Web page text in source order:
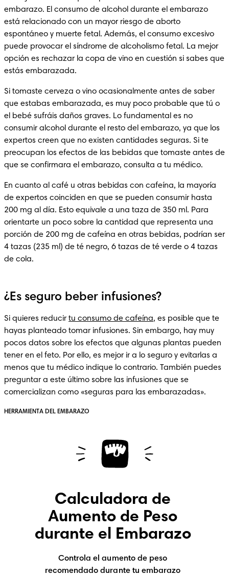
embarazo. El consumo de alcohol durante el embarazo
está relacionado con un mayor riesgo de aborto
espontáneo y muerte fetal. Además, el consumo excesivo
puede provocar el síndrome de alcoholismo fetal. La mejor
opción es rechazar la copa de vino en cuestión si sabes que
estás embarazada.
Si tomaste cerveza o vino ocasionalmente antes de saber
que estabas embarazada, es muy poco probable que tú o
el bebé sufráis daños graves. Lo fundamental es no
consumir alcohol durante el resto del embarazo, ya que los
expertos creen que no existen cantidades seguras. Si te
preocupan los efectos de las bebidas que tomaste antes de
que se confirmara el embarazo, consulta a tu médico.
En cuanto al café u otras bebidas con cafeína, la mayoría
de expertos coinciden en que se pueden consumir hasta
200 mg al día. Esto equivale a una taza de 350 ml. Para
orientarte un poco sobre la cantidad que representa una
porción de 200 mg de cafeína en otras bebidas, podrían ser
4 tazas (235 ml) de té negro, 6 tazas de té verde o 4 tazas
de cola.
¿Es seguro beber infusiones?
Si quieres reducir tu consumo de cafeína, es posible que te
hayas planteado tomar infusiones. Sin embargo, hay muy
pocos datos sobre los efectos que algunas plantas pueden
tener en el feto. Por ello, es mejor ir a lo seguro y evitarlas a
menos que tu médico indique lo contrario. También puedes
preguntar a este último sobre las infusiones que se
comercializan como «seguras para las embarazadas».
HERRAMIENTA DEL EMBARAZO
Calculadora de
Aumento de Peso
durante el Embarazo
Controla el aumento de peso
recomendado durante tu embarazo